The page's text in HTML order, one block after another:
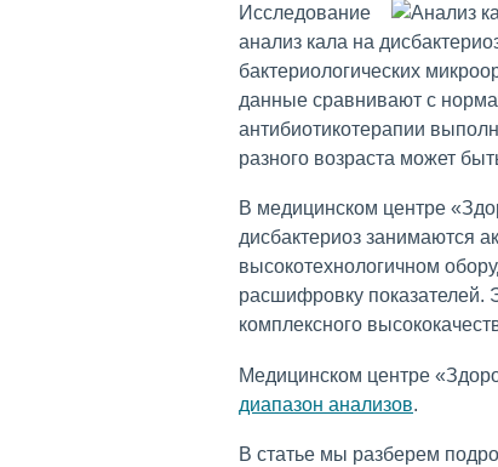
Исследование
анализ кала на
бактериологических
данные сравнивают с
антибиотикотерапии
разного возраста может
В медицинском центре
дисбактериоз занимаются
высокотехнологичном
расшифровку показателей.
комплексного
Медицинском центре
диапазон анализов.
В статье мы разберем